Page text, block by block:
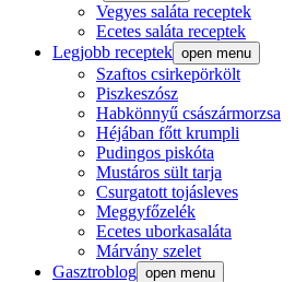
Vegyes saláta receptek
Ecetes saláta receptek
Legjobb receptek open menu
Szaftos csirkepörkölt
Piszkeszósz
Habkönnyű császármorzsa
Héjában főtt krumpli
Pudingos piskóta
Mustáros sült tarja
Csurgatott tojásleves
Meggyfőzelék
Ecetes uborkasaláta
Márvány szelet
Gasztroblog open menu